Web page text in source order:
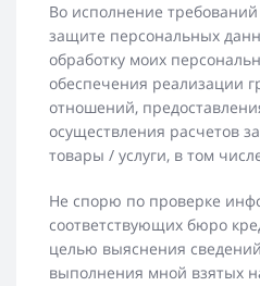
Во исполнение
защите персональных
обработку моих
обеспечения реализации
отношений,
осуществления расчетов
товары / услуги, в том
Не спорю по проверке
соответствующих бюро
целью выяснения
выполнения мной взятых